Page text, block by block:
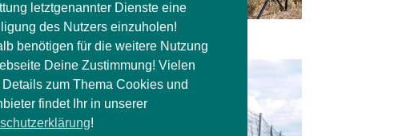
letztgenannter Dienste eine
des Nutzers einzuholen!
benötigen für die weitere Nutzung
Deine Zustimmung! Vielen
Details zum Thema Cookies und
findet Ihr in unserer
!